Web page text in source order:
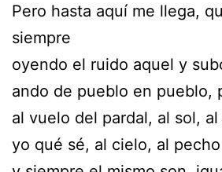
Pero hasta aquí me llega,
siempre
oyendo el ruido aquel y
ando de pueblo en pueblo,
al vuelo del pardal, al sol, al
yo qué sé, al cielo, al